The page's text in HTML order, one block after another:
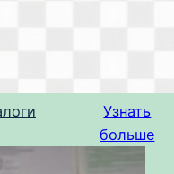
Узнать
больше